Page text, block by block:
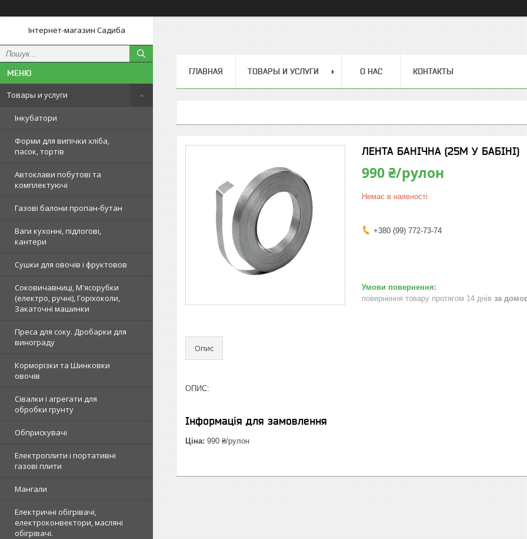
Інтернет-магазин Садиба
Товары и услуги
Інкубатори
Форми для випічки хліба,
пасок, тортів
Автоклави побутові та
комплектуючі
Газові балони пропан-бутан
Ваги кухонні, підлогові,
кантери
Сушки для овочів і фруктовов
Соковичавниці, М'ясорубки
(електро, ручні), Горіхоколи,
Закаточні машинки
Преса для соку. Дробарки для
винограду
Корморізки та Шинковки
овочів
Сівалки і агрегати для
обробки грунту
Обприскувачі
Електроплити і портативні
газові плити
Мангали
Електричні обігрівачі,
електроконвектори, масляні
обігрівачі.
ГЛАВНАЯ ТОВАРЫ И УСЛУГИ О НАС КОНТАКТЫ
ЛЕНТА БАНІЧНА (25М У БАБІНІ)
990 ₴/рулон
Немає в наявності
+380 (99) 772-73-74
повернення товару протягом 14 днів за
Опис
ОПИС:
Інформація для замовлення
Ціна: 990 ₴/рулон